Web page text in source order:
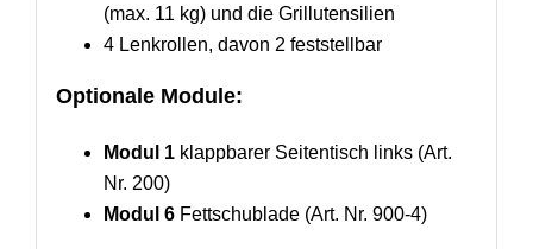
(max. 11 kg) und die Grillutensilien
4 Lenkrollen, davon 2 feststellbar
Optionale Module:
Modul 1klappbarer Seitentisch links (Art.
Nr. 200)
Modul 6Fettschublade (Art. Nr. 900-4)